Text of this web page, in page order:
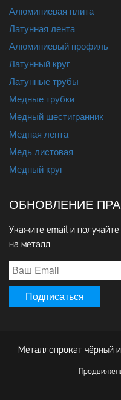
Алюминиевая плита
Латунная лента
Алюминиевый профиль
Латунный круг
Латунные трубы
Медные трубки
Медный шестигранник
Медная лента
Медь листовая
Медный круг
ОБНОВЛЕНИЕ
Укажите email и
на металл
Металлопрокат чёрный